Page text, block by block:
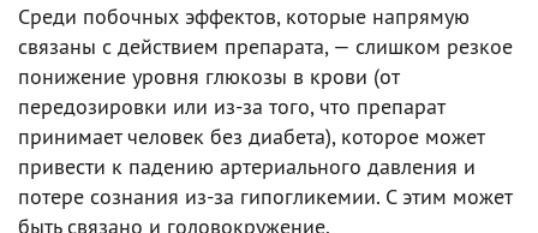
Среди побочных эффектов, которые напрямую
связаны с действием препарата, — слишком резкое
понижение уровня глюкозы в крови (от
передозировки или из-за того, что препарат
принимает человек без диабета), которое может
привести к падению артериального давления и
потере сознания из-за гипогликемии. С этим может
быть связано и головокружение.